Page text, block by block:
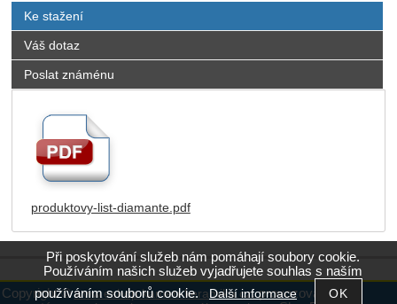
Ke stažení
Váš dotaz
Poslat známénu
produktovy-list-diamante.pdf
Copyright ©www.eshop.kamen-keramika.cz,provozováno na
Při poskytování služeb nám pomáhají soubory cookie.
Používáním našich služeb vyjadřujete souhlas s naším
používáním souborů cookie.Další informace